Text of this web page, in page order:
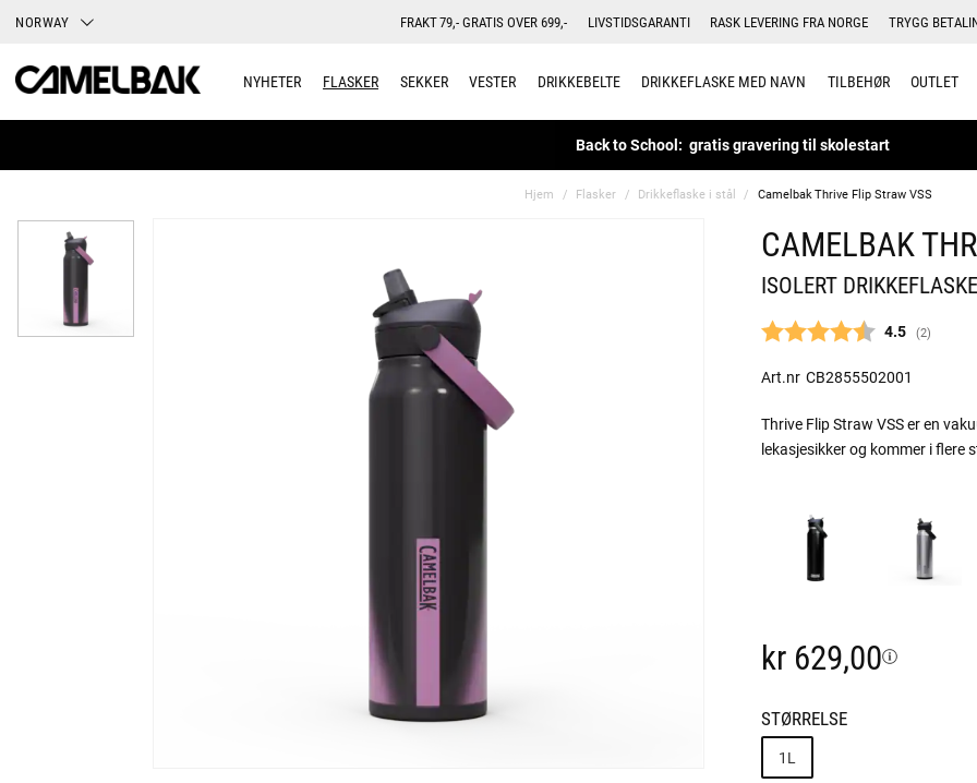
NORWAY FRAKT 79,- GRATIS OVER 699,- LIVSTIDSGARANTI RASK LEVERING FRA NORGE TRYGG
NYHETER FLASKER SEKKER VESTER DRIKKEBELTE DRIKKEFLASKE MED NAVN TILBEHØR OUTLET
Back to School: gratis gravering til skolestart
Hjem Flasker Drikkeflaske i stål Camelbak Thrive Flip Straw VSS
CAMELBAK
ISOLERT
4.5 (stemmer:
2)
Art.nr CB2855502001
Thrive Flip Straw VSS er en
lekasjesikker og kommer i flere
kr 629,00
STØRRELSE
1L